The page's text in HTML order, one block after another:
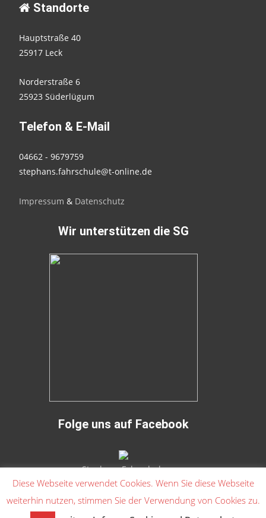
Standorte
Hauptstraße 40
25917 Leck
Norderstraße 6
25923 Süderlügum
Telefon & E-Mail
04662 - 9679759
stephans.fahrschule@t-online.de
Impressum & Datenschutz
Wir unterstützen die SG
Folge uns auf Facebook
Stephans Fahrschule
Copyright © Stephans Fahrschule
Diese Webseite verwendet Cookies. Wenn Sie diese Webseite
weiterhin nutzen, stimmen Sie der Verwendung von Cookies zu.